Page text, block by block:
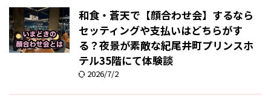
和食・蒼天で【顔合わせ会】するなら
セッティングや支払いはどちらがす
る？夜景が素敵な紀尾井町プリンスホ
テル35階にて体験談
2026/7/2